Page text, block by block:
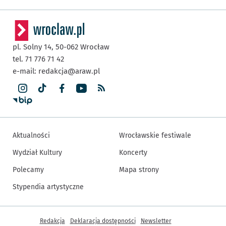
pl. Solny 14, 50-062 Wrocław
tel. 71 776 71 42
e-mail: redakcja@araw.pl
Aktualności
Wydział Kultury
Polecamy
Stypendia artystyczne
Wrocławskie festiwale
Koncerty
Mapa strony
Inne informacje
Redakcja Deklaracja dostępności Newsletter